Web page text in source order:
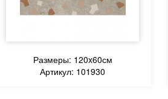
Размеры: 120x60см
Артикул: 101930